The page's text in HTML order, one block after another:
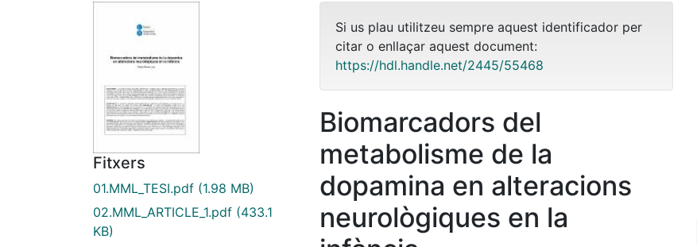
Fitxers
01.MML_TESI.pdf (1.98 MB)
02.MML_ARTICLE_1.pdf (433.1
KB)
Si us plau utilitzeu sempre aquest identificador per
citar o enllaçar aquest document:
https://hdl.handle.net/2445/55468
Biomarcadors del
metabolisme de la
dopamina en alteracions
neurològiques en la